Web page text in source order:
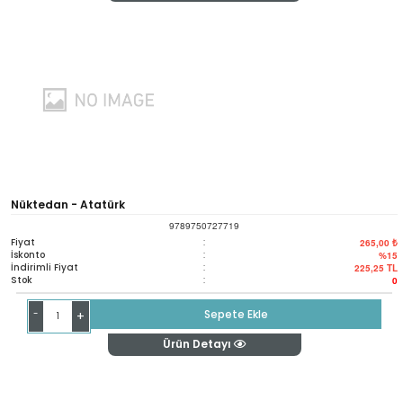
Nüktedan - Atatürk
9789750727719
Fiyat : 265,00 ₺
İskonto : %15
İndirimli Fiyat : 225,25 TL
Stok : 0
- +
Sepete Ekle
Ürün Detayı